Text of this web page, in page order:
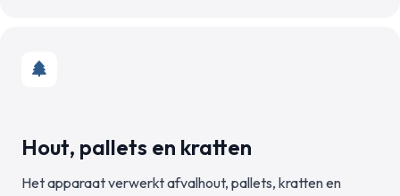
Hout, pallets en kratten
Het apparaat verwerkt afvalhout, pallets, kratten en